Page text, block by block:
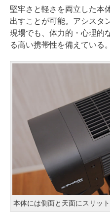
堅牢さと軽さを両立した本
出すことが可能。アシスタ
現場でも、体力的・心理的
る高い携帯性を備えている。
本体には側面と天面にスリッ